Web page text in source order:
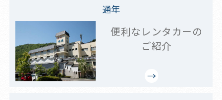
通年
便利なレンタカーの
ご紹介